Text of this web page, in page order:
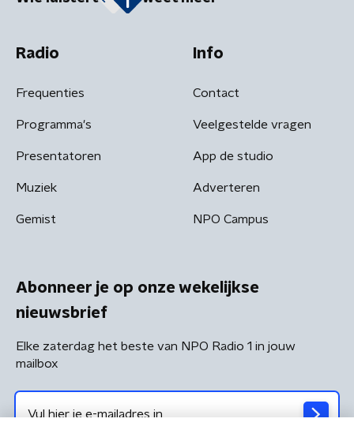
Radio
Frequenties
Programma's
Presentatoren
Muziek
Gemist
Info
Contact
Veelgestelde vragen
App de studio
Adverteren
NPO Campus
Abonneer je op onze wekelijkse
nieuwsbrief
Elke zaterdag het beste van NPO Radio 1 in jouw
mailbox